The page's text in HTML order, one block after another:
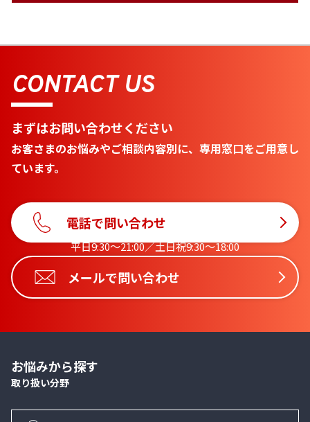
CONTACT US
まずはお問い合わせください
お客さまのお悩みやご相談内容別に、専用窓口をご用意し
ています。
電話で問い合わせ
平日9:30〜21:00／土日祝9:30〜18:00
メールで問い合わせ
お悩みから探す
取り扱い分野